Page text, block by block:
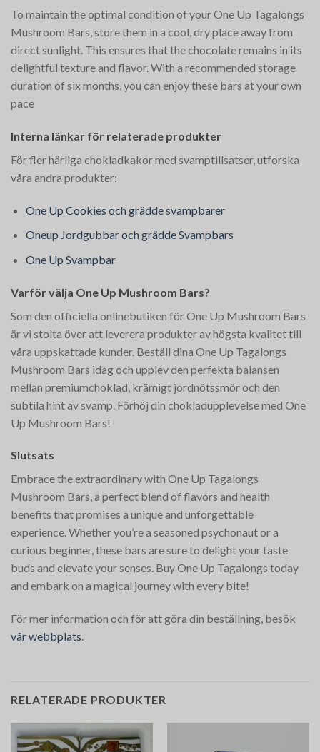
To maintain the optimal condition of your One Up Tagalongs
Mushroom Bars, store them in a cool, dry place away from
direct sunlight. This ensures that the chocolate remains in its
delightful texture and flavor. With a recommended storage
duration of six months, you can enjoy these bars at your own
pace​
Interna länkar för relaterade produkter
För fler härliga chokladkakor med svamptillsatser, utforska
våra andra produkter:
One Up Cookies och grädde svampbarer
Oneup Jordgubbar och grädde Svampbars
One Up Svampbar
Varför välja One Up Mushroom Bars?
Som den officiella onlinebutiken för One Up Mushroom Bars
är vi stolta över att leverera produkter av högsta kvalitet till
våra uppskattade kunder. Beställ dina One Up Tagalongs
Mushroom Bars idag och upplev den perfekta balansen
mellan premiumchoklad, krämigt jordnötssmör och den
subtila hint av svamp. Förhöj din chokladupplevelse med One
Up Mushroom Bars!
Slutsats
Embrace the extraordinary with One Up Tagalongs
Mushroom Bars, a perfect blend of flavors and health
benefits that promises a unique and unforgettable
experience. Whether you’re a seasoned psychonaut or a
curious beginner, these bars are sure to delight your taste
buds and elevate your senses. Buy One Up Tagalongs today
and embark on a magical journey with every bite!
För mer information och för att göra din beställning, besök
vår webbplats.
RELATERADE PRODUKTER